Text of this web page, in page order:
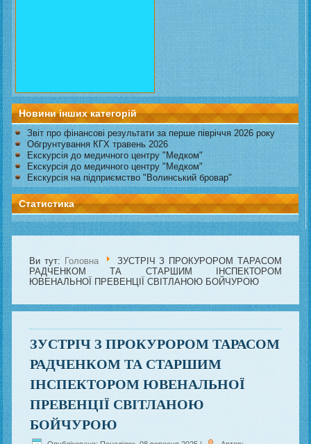
Новини інших категорій
Звіт про фінансові результати за перше півріччя 2026 року
Обгрунтування КГХ травень 2026
Екскурсія до медичного центру "Медком"
Екскурсія до медичного центру "Медком"
Екскурсія на підприємство "Волинський бровар"
Статистика
Ви тут: Головна
ЗУСТРІЧ З ПРОКУРОРОМ ТАРАСОМ
РАДЧЕНКОМ ТА СТАРШИМ ІНСПЕКТОРОМ
ЮВЕНАЛЬНОЇ ПРЕВЕНЦІЇ СВІТЛАНОЮ БОЙЧУРОЮ
ЗУСТРІЧ З ПРОКУРОРОМ ТАРАСОМ
РАДЧЕНКОМ ТА СТАРШИМ
ІНСПЕКТОРОМ ЮВЕНАЛЬНОЇ
ПРЕВЕНЦІЇ СВІТЛАНОЮ
БОЙЧУРОЮ